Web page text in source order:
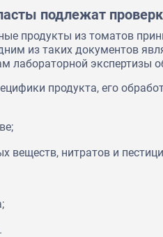
подлежат
продукты из томатов
из таких документов
лабораторной экспертизы
продукта, его
веществ, нитратов и